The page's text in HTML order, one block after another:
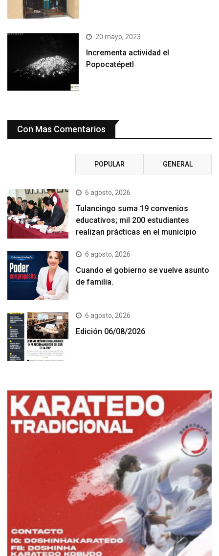
20 mayo, 2023
Incrementa actividad el
Popocatépetl
Con Mas Comentarios
POPULAR GENERAL
6 agosto, 2026
Tulancingo suma 19 convenios
educativos; mil 200 estudiantes
realizan prácticas en el municipio
6 agosto, 2026
Cuando el gobierno se vuelve asunto
de familia.
6 agosto, 2026
Edición 06/08/2026